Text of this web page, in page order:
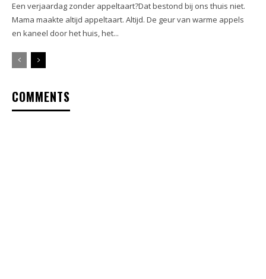
Een verjaardag zonder appeltaart?Dat bestond bij ons thuis niet.
Mama maakte altijd appeltaart. Altijd. De geur van warme appels
en kaneel door het huis, het...
COMMENTS